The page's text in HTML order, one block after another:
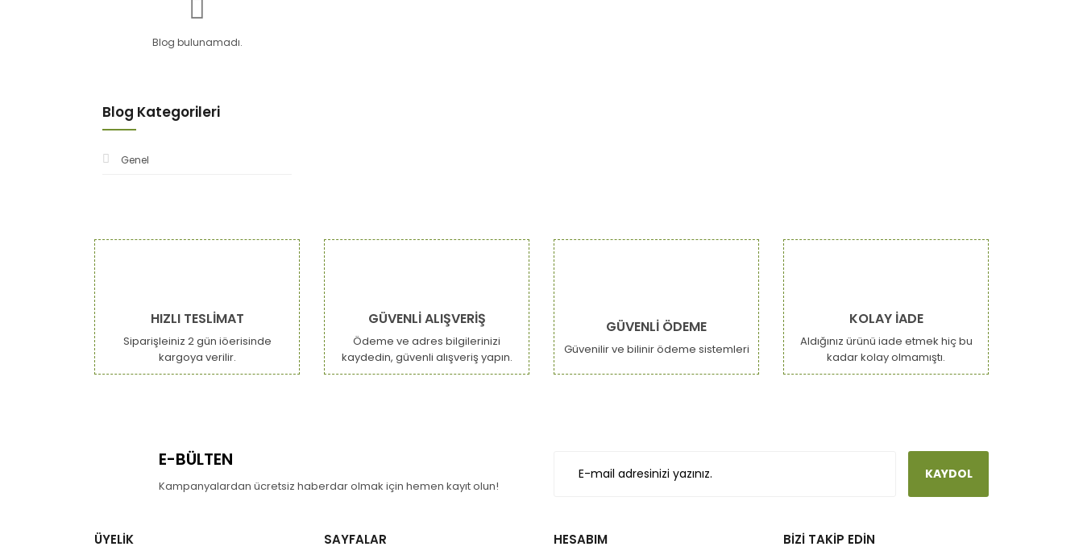
Blog bulunamadı.
Blog Kategorileri
Genel
HIZLI TESLİMAT
Siparişleiniz 2 gün iöerisinde
kargoya verilir.
GÜVENLİ ALIŞVERİŞ
Ödeme ve adres bilgilerinizi
kaydedin, güvenli alışveriş yapın.
GÜVENLİ ÖDEME
Güvenilir ve bilinir ödeme sistemleri
KOLAY İADE
Aldığınız ürünü iade etmek hiç bu
kadar kolay olmamıştı.
E-BÜLTEN
Kampanyalardan ücretsiz haberdar olmak için hemen kayıt olun!
KAYDOL
ÜYELİK SAYFALAR HESABIM BİZİ TAKİP EDİN